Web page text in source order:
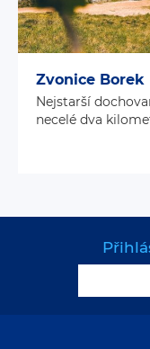
Zvonice Borek
Nejstarší
necelé dva